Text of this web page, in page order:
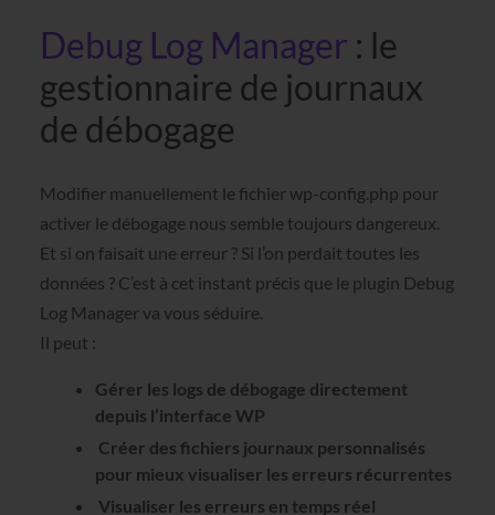
Debug Log Manager : le
gestionnaire de journaux
de débogage
Modifier manuellement le fichier wp-config.php pour
activer le débogage nous semble toujours dangereux.
Et si on faisait une erreur ? Si l’on perdait toutes les
données ? C’est à cet instant précis que le plugin Debug
Log Manager va vous séduire.
Il peut :
Gérer les logs de débogage directement
depuis l’interface WP
Créer des fichiers journaux personnalisés
pour mieux visualiser les erreurs récurrentes
Visualiser les erreurs en temps réel